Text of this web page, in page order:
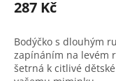
287 Kč
Bodýčko s dlouhým
zapínáním na levém
šetrná k citlivé